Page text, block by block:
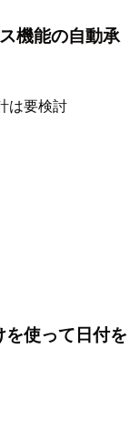
機能の自動承
は要検討
使って日付を